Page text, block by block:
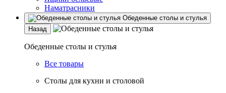
Наматрасники
Обеденные столы и стулья
Назад
Обеденные столы и стулья
Все товары
Столы для кухни и столовой